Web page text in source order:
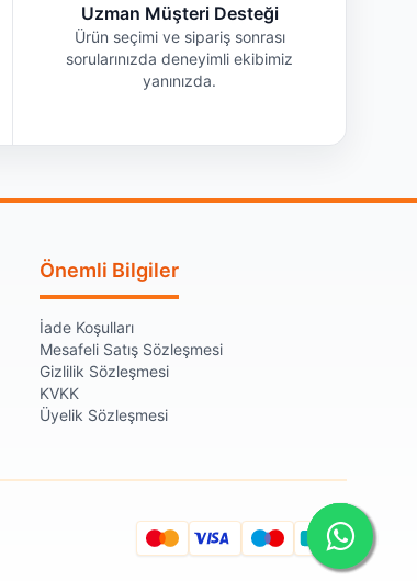
Uzman Müşteri Desteği
Ürün seçimi ve sipariş sonrası
sorularınızda deneyimli ekibimiz
yanınızda.
Önemli Bilgiler
İade Koşulları
Mesafeli Satış Sözleşmesi
Gizlilik Sözleşmesi
KVKK
Üyelik Sözleşmesi
TROY